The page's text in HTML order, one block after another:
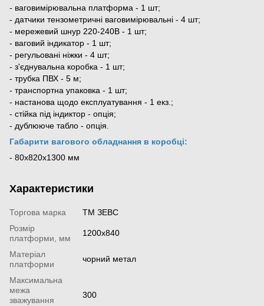
- ваговимірювальна платформа - 1 шт;
- датчики тензометричні ваговимірювальні - 4 шт;
- мережевий шнур 220-240В - 1 шт;
- ваговий індикатор - 1 шт;
- регульовані ніжки - 4 шт;
- з'єднувальна коробка - 1 шт;
- трубка ПВХ - 5 м;
- транспортна упаковка - 1 шт;
- настанова щодо експлуатування - 1 екз.;
- стійка під індиктор - опція;
- дублююче табло - опція.
Габарити вагового обладнання в коробці:
- 80х820х1300 мм
Характеристики
Торгова марка
ТМ ЗЕВС
Розмір
платформи, мм
1200х840
Матеріал
платформи
чорний метал
Максимальна
межа
зважування
300